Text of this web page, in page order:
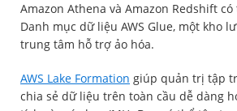
Amazon Athena và Amazon Redshift
Danh mục dữ liệu AWS Glue, một kho
trung tâm hỗ trợ ảo hóa.
AWS Lake Formation giúp quản trị tập
chia sẻ dữ liệu trên toàn cầu dễ dàng